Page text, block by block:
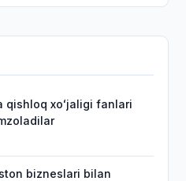
qishloq xoʻjaligi fanlari
bizneslari bilan